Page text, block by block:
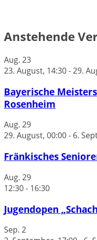
Anstehende
Aug. 23
23. August, 14:30-29.
Bayerische
Rosenheim
Aug. 29
29. August, 00:00- 6.
Fränkisches
Aug. 29
12:30- 16:30
Jugendopen
Sep. 2